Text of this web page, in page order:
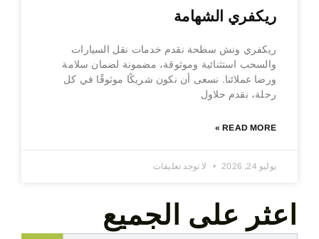
ريكفري الشهامة
ريكفري ونش سطحة نقدم خدمات نقل السيارات
والسحب استثنائية وموثوقة، مضمونة لضمان سلامة
ورضا عملائنا. نسعى أن نكون شريكًا موثوقًا في كل
رحلة، نقدم حلاول
READ MORE »
يوليو 24, 2026 لا توجد تعليقات
اعثر على الجميع